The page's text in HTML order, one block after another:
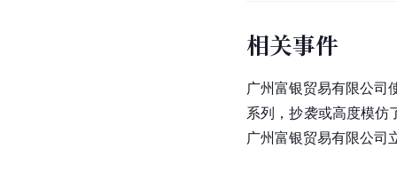
相关事件
广州富银贸易有限公司
系列，抄袭或高度模仿
广州富银贸易有限公